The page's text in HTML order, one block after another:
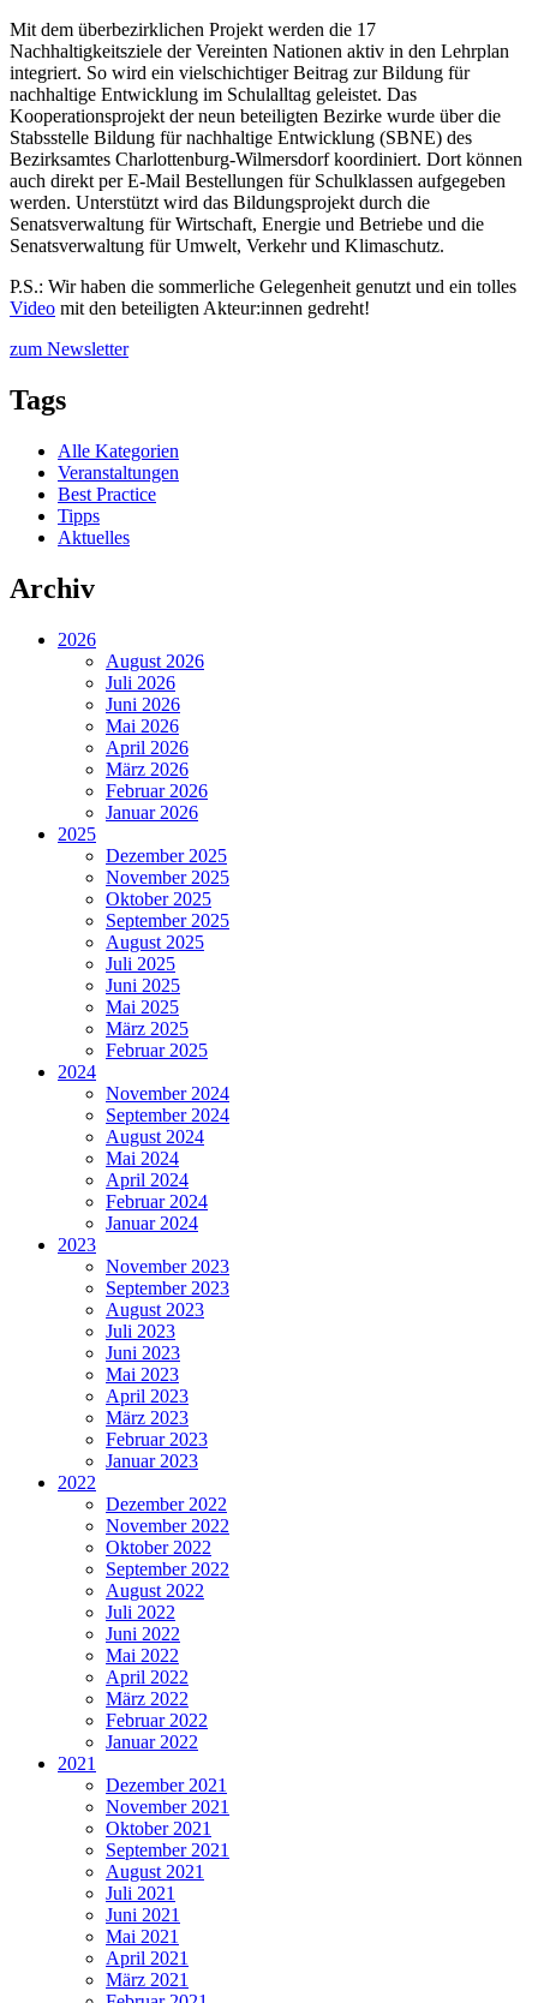
Mit dem überbezirklichen Projekt werden die 17
Nachhaltigkeitsziele der Vereinten Nationen aktiv in den Lehrplan
integriert. So wird ein vielschichtiger Beitrag zur Bildung für
nachhaltige Entwicklung im Schulalltag geleistet. Das
Kooperationsprojekt der neun beteiligten Bezirke wurde über die
Stabsstelle Bildung für nachhaltige Entwicklung (SBNE) des
Bezirksamtes Charlottenburg-Wilmersdorf koordiniert. Dort können
auch direkt perE-Mail Bestellungen für Schulklassen aufgegeben
werden. Unterstützt wird das Bildungsprojekt durch die
Senatsverwaltung für Wirtschaft, Energie und Betriebe und die
Senatsverwaltung für Umwelt, Verkehr und Klimaschutz.
P.S.: Wir haben die sommerliche Gelegenheit genutzt und ein tolles
Video mit den beteiligten Akteur:innen gedreht!
zum Newsletter
Tags
Alle Kategorien
Veranstaltungen
Best Practice
Tipps
Aktuelles
Archiv
2026
August 2026
Juli 2026
Juni 2026
Mai 2026
April 2026
März 2026
Februar 2026
Januar 2026
2025
Dezember 2025
November 2025
Oktober 2025
September 2025
August 2025
Juli 2025
Juni 2025
Mai 2025
März 2025
Februar 2025
2024
November 2024
September 2024
August 2024
Mai 2024
April 2024
Februar 2024
Januar 2024
2023
November 2023
September 2023
August 2023
Juli 2023
Juni 2023
Mai 2023
April 2023
März 2023
Februar 2023
Januar 2023
2022
Dezember 2022
November 2022
Oktober 2022
September 2022
August 2022
Juli 2022
Juni 2022
Mai 2022
April 2022
März 2022
Februar 2022
Januar 2022
2021
Dezember 2021
November 2021
Oktober 2021
September 2021
August 2021
Juli 2021
Juni 2021
Mai 2021
April 2021
März 2021